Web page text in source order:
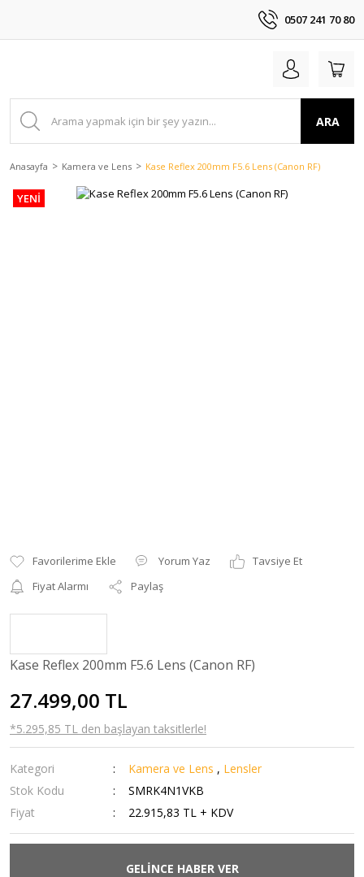
0507 241 70 80
ARA
Anasayfa Kamera ve Lens Kase Reflex 200mm F5.6 Lens (Canon RF)
YENİ
Yorum Yaz
Tavsiye Et
Fiyat Alarmı
Paylaş
Kase Reflex 200mm F5.6 Lens (Canon RF)
27.499,00 TL
*5.295,85 TL den başlayan taksitlerle!
Kategori Kamera ve Lens , Lensler
Stok Kodu
SMRK4N1VKB
Fiyat
22.915,83 TL + KDV
GELİNCE HABER VER